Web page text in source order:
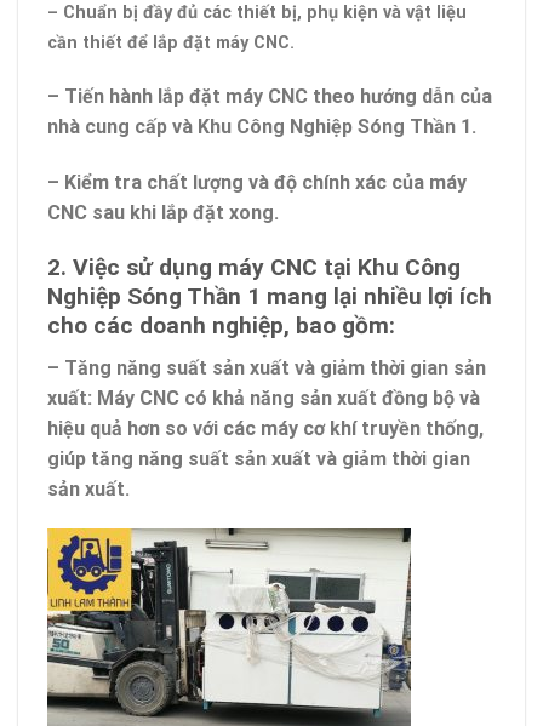
– Chuẩn bị đầy đủ các thiết bị, phụ kiện và vật liệu
cần thiết để lắp đặt máy CNC.
– Tiến hành lắp đặt máy CNC theo hướng dẫn của
nhà cung cấp và Khu Công Nghiệp Sóng Thần 1.
– Kiểm tra chất lượng và độ chính xác của máy
CNC sau khi lắp đặt xong.
2. Việc sử dụng máy CNC tại Khu Công
Nghiệp Sóng Thần 1 mang lại nhiều lợi ích
cho các doanh nghiệp, bao gồm:
– Tăng năng suất sản xuất và giảm thời gian sản
xuất: Máy CNC có khả năng sản xuất đồng bộ và
hiệu quả hơn so với các máy cơ khí truyền thống,
giúp tăng năng suất sản xuất và giảm thời gian
sản xuất.